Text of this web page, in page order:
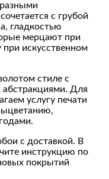
с грубой
гладкостью
мерцают при
при искусственном
стиле с
Для
услугу печати
с доставкой. В
инструкцию по
покрытий